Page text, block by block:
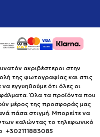
ακριβέστεροι στην
της φωτογραφίας και στις
εγγυηθούμε ότι όλες οι
Όλα τα προϊόντα που
μέρος της προσφοράς μας
ανά πάσα στιγμή. Μπορείτε να
καλώντας το τηλεφωνικό
+302111883085